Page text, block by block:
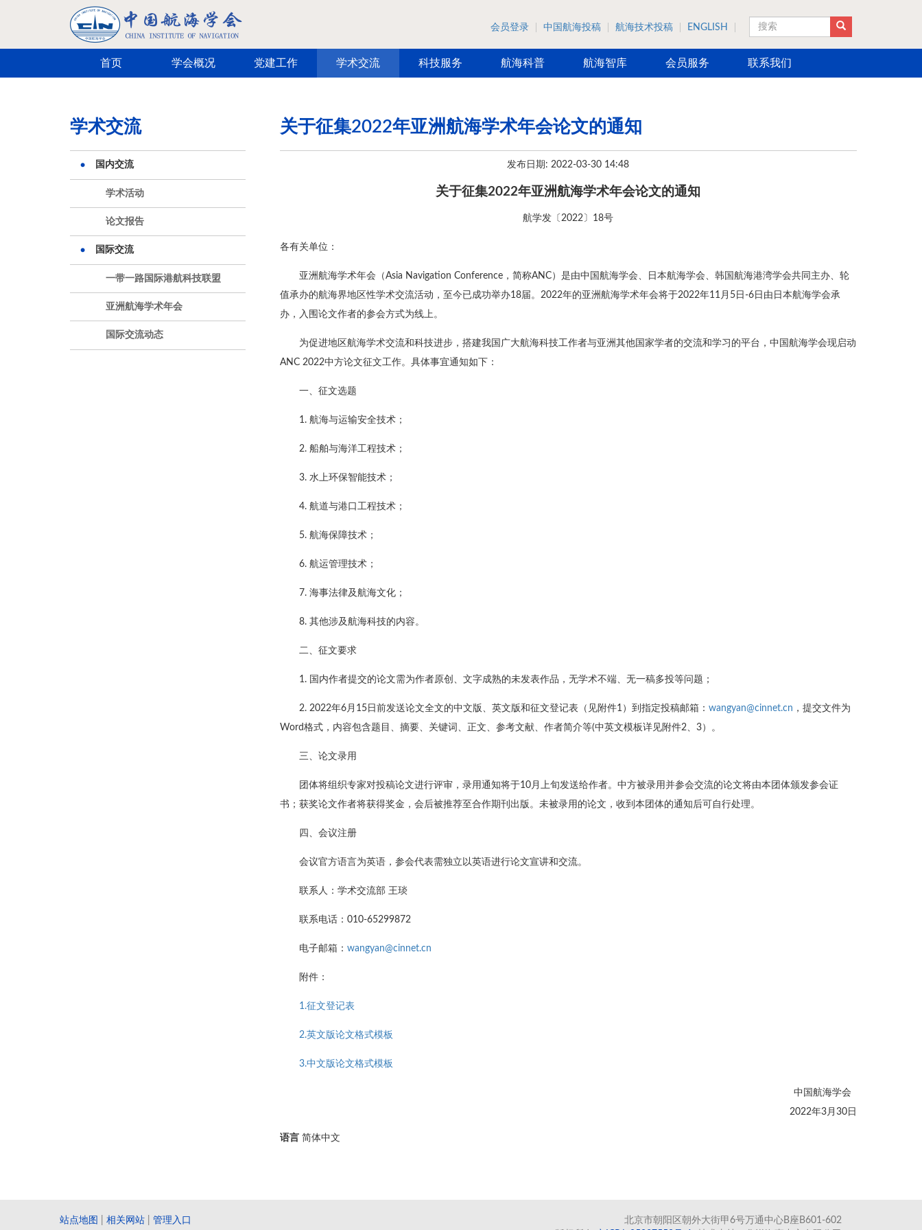
会员登录 中国航海投稿 航海技术投稿 ENGLISH
搜索
首页 学会概况 党建工作 学术交流 科技服务 航海科普 航海智库 会员服务 联系我们
学术交流
国内交流
学术活动
论文报告
国际交流
一带一路国际港航科技联盟
亚洲航海学术年会
国际交流动态
关于征集2022年亚洲航海学术年会论文的通知
发布日期: 2022-03-30 14:48
关于征集2022年亚洲航海学术年会论文的通知
航学发〔2022〕18号
各有关单位：
亚洲航海学术年会（Asia Navigation Conference，简称ANC）是由中国航海学会、日本航海学会、韩国航海港湾学会共同主办、轮
值承办的航海界地区性学术交流活动，至今已成功举办18届。2022年的亚洲航海学术年会将于2022年11月5日-6日由日本航海学会承
办，入围论文作者的参会方式为线上。
为促进地区航海学术交流和科技进步，搭建我国广大航海科技工作者与亚洲其他国家学者的交流和学习的平台，中国航海学会现启动
ANC 2022中方论文征文工作。具体事宜通知如下：
一、征文选题
1. 航海与运输安全技术；
2. 船舶与海洋工程技术；
3. 水上环保智能技术；
4. 航道与港口工程技术；
5. 航海保障技术；
6. 航运管理技术；
7. 海事法律及航海文化；
8. 其他涉及航海科技的内容。
二、征文要求
1. 国内作者提交的论文需为作者原创、文字成熟的未发表作品，无学术不端、无一稿多投等问题；
2. 2022年6月15日前发送论文全文的中文版、英文版和征文登记表（见附件1）到指定投稿邮箱： wangyan@cinnet.cn ，提交文件为
Word格式，内容包含题目、摘要、关键词、正文、参考文献、作者简介等(中英文模板详见附件2、3）。
三、论文录用
团体将组织专家对投稿论文进行评审，录用通知将于10月上旬发送给作者。中方被录用并参会交流的论文将由本团体颁发参会证
书；获奖论文作者将获得奖金，会后被推荐至合作期刊出版。未被录用的论文，收到本团体的通知后可自行处理。
四、会议注册
会议官方语言为英语，参会代表需独立以英语进行论文宣讲和交流。
联系人：学术交流部 王琰
联系电话：010-65299872
电子邮箱： wangyan@cinnet.cn
附件：
1.征文登记表
2.英文版论文格式模板
3.中文版论文格式模板
中国航海学会
2022年3月30日
语言 简体中文
站点地图 相关网站 管理入口
北京市朝阳区朝外大街甲6号万通中心B座B601-602